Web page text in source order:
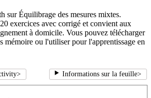
sur Équilibrage des mesures mixtes.
exercices avec corrigé et convient aux
à domicile. Vous pouvez télécharger
mémoire ou l'utiliser pour l'apprentissage en
> Informations sur la feuille>